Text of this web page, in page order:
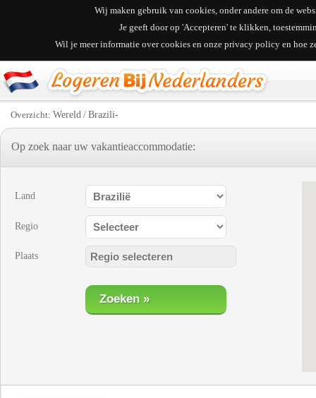
Wij maken gebruik van cookies, onder andere om de
Je geeft door op 'Accepteren' te klikken,
Wil je meer informatie over cookies en onze privacy policy en hoe
Overzicht: Wereld / Brazili-
Op zoek naar uw vakantieaccommodatie:
Land
Regio
Plaats